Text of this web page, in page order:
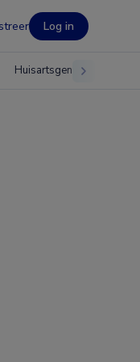
Log in
Huisartsgeneeskunde